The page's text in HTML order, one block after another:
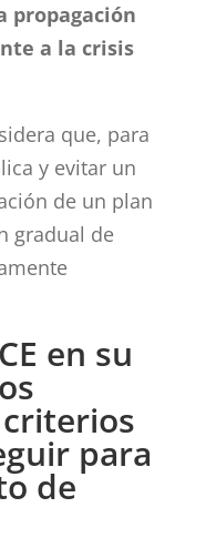
propagación
a la crisis
que, para
y evitar un
de un plan
gradual de
en su
para
de